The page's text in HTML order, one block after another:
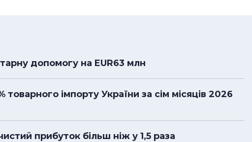
допомогу на EUR63 млн
імпорту України за сім місяців 2026
прибуток більш ніж у 1,5 раза